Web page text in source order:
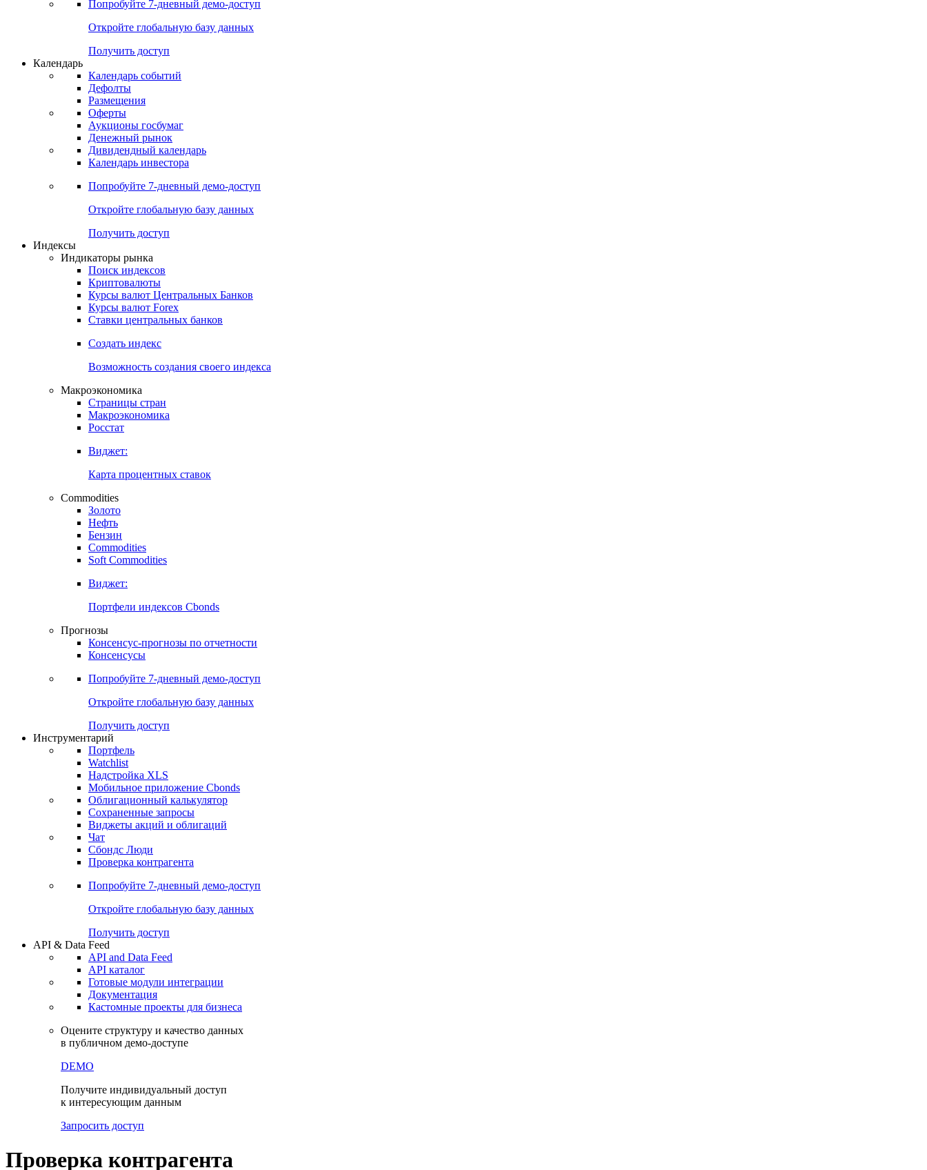
Суверенные CDS
Корпоративные CDS
Попробуйте7-дневный
Откройте глобальную базу данных
Получить доступ
Календарь
Календарь событий
Дефолты
Размещения
Оферты
Аукционы госбумаг
Денежный рынок
Дивидендный календарь
Календарь инвестора
Попробуйте7-дневный
Получить доступ
Индикаторы рынка
Поиск индексов
Криптовалюты
Курсы валют Центральных Банков
Курсы валют Forex
Ставки центральных банков
Создать индекс
Возможность создания своего индекса
Макроэкономика
Страницы стран
Макроэкономика
Росстат
Виджет:
Карта процентных ставок
Commodities
Золото
Нефть
Бензин
Commodities
Soft Commodities
Виджет:
Портфели индексов Cbonds
Прогнозы
Консенсус-прогнозы по отчетности
Консенсусы
Попробуйте7-дневный
Откройте глобальную базу данных
Получить доступ
Инструментарий
Портфель
Watchlist
Надстройка XLS
Мобильное приложение Cbonds
Облигационный калькулятор
Сохраненные запросы
Виджеты акций и облигаций
Чат
Сбондс Люди
Проверка контрагента
Попробуйте7-дневный
Откройте глобальную базу данных
Получить доступ
API & Data Feed
API and Data Feed
API каталог
Документация
Кастомные проекты для бизнеса
Оцените структуру и качество данных
в публичном демо-доступе
DEMO
Получите индивидуальный доступ